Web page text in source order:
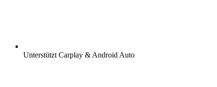
Unterstützt Carplay & Android Auto